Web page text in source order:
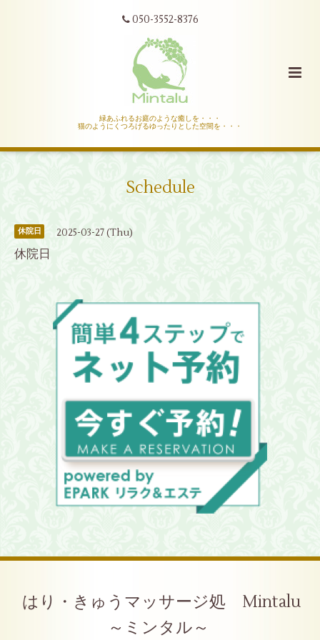
050-3552-8376
緑あふれるお庭のような癒しを・・・
猫のようにくつろげるゆったりとした空間を・・・
Schedule
休院日 2025-03-27 (Thu)
休院日
はり・きゅうマッサージ処 Mintalu
～ミンタル～